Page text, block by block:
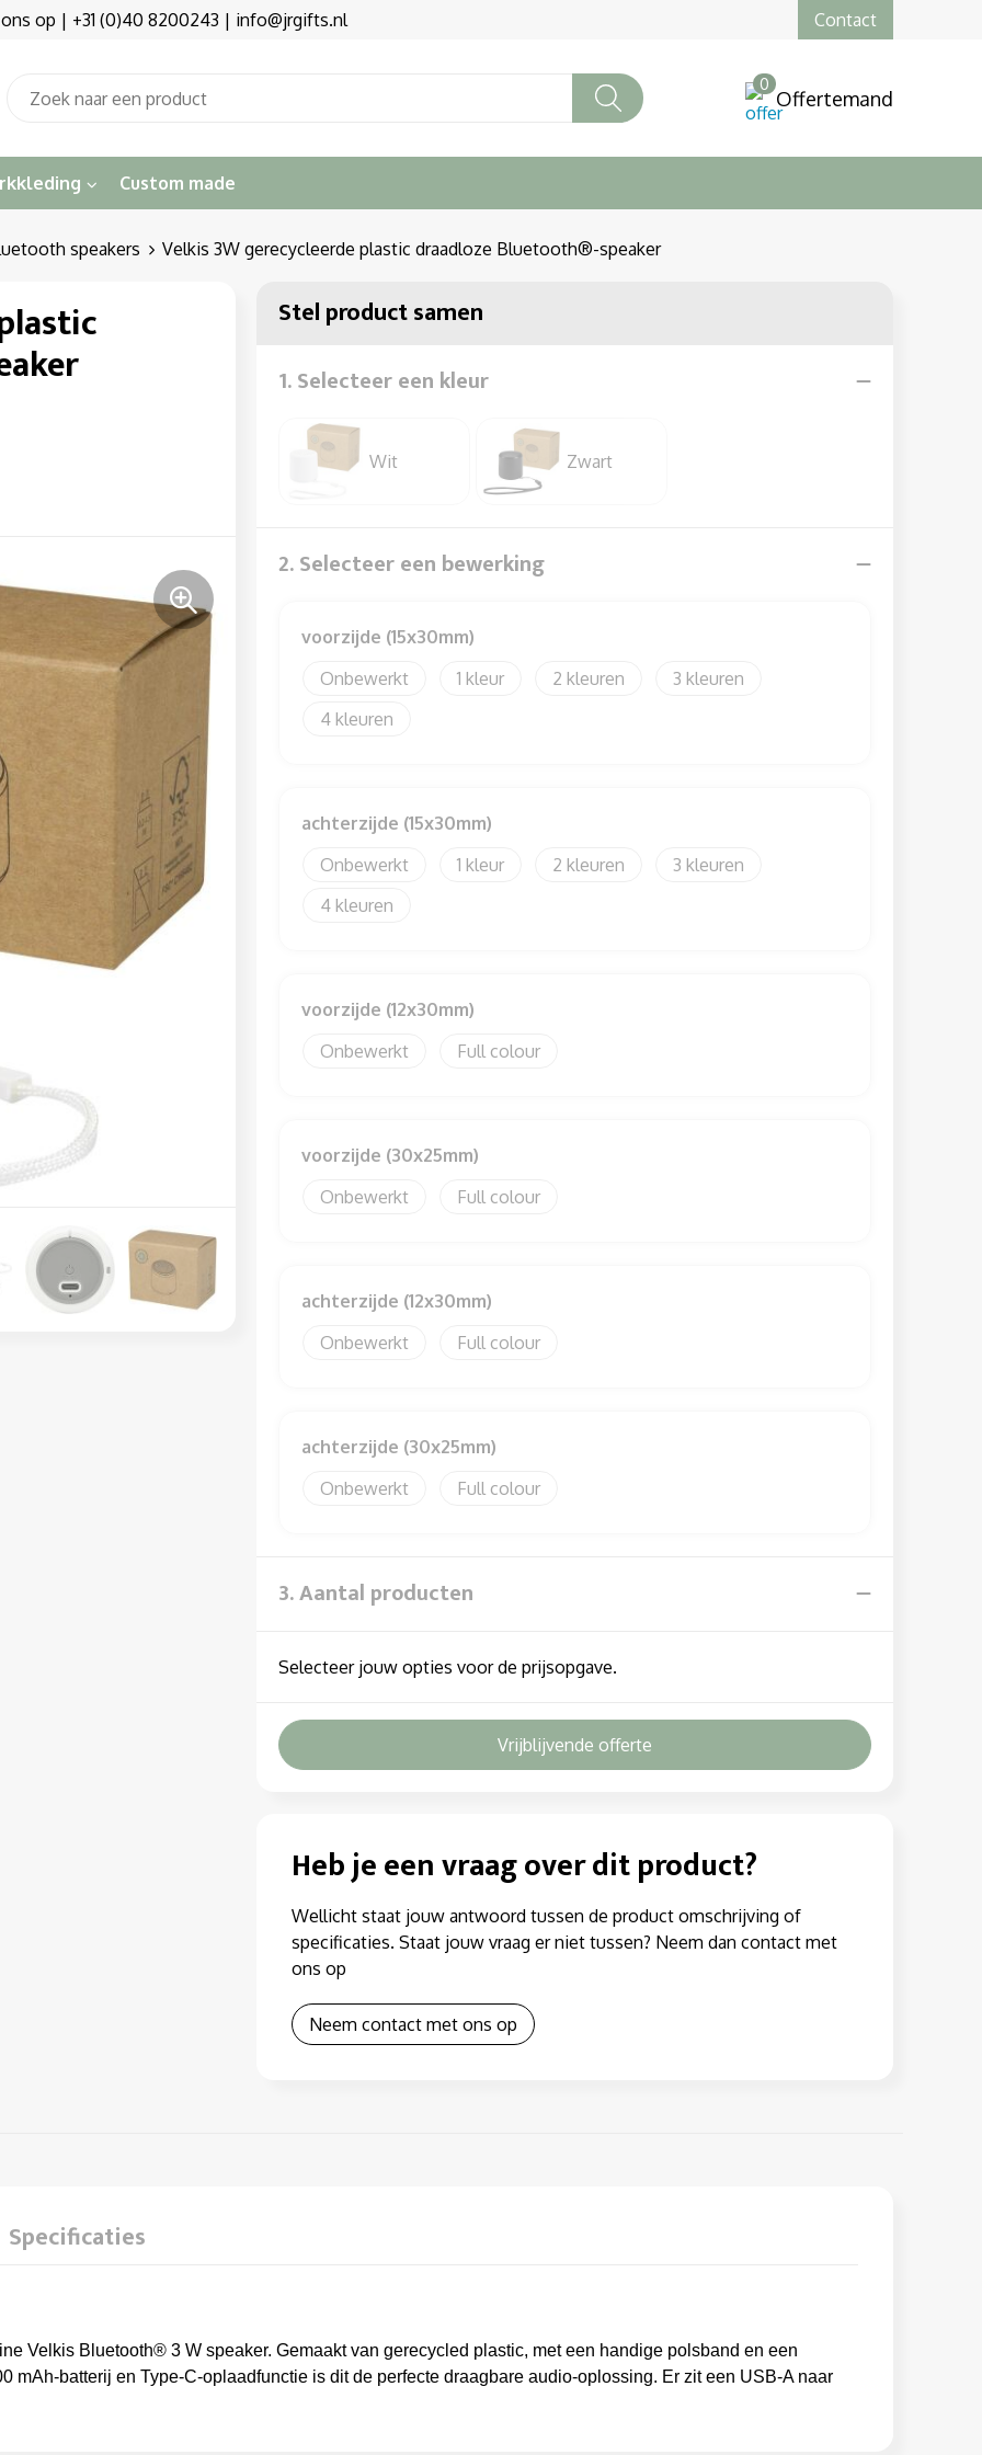
op | +31 (0)40 8200243 | info@jrgifts.nl Contact
0
Offertemand
Custom made
speakers Velkis 3W gerecycleerde plastic draadloze Bluetooth®-speaker
Stel product samen
1. Selecteer een kleur
Wit Zwart
2. Selecteer een bewerking
voorzijde (15x30mm)
Onbewerkt
1 2
3
4
achterzijde (15x30mm)
Onbewerkt
1 2
3
4
voorzijde (12x30mm)
Onbewerkt
Full colour
voorzijde (30x25mm)
Onbewerkt
Full colour
achterzijde (12x30mm)
Onbewerkt
Full colour
achterzijde (30x25mm)
Onbewerkt
Full colour
3. Aantal producten
Selecteer jouw opties voor de prijsopgave.
Vrijblijvende offerte
Heb je een vraag over dit product?
Wellicht staat jouw antwoord tussen de product omschrijving of
specificaties. Staat jouw vraag er niet tussen? Neem dan contact met
ons op
Neem contact met ons op
Specificaties
Velkis Bluetooth® 3 W speaker. Gemaakt van gerecycled plastic, met een handige polsband en een
mAh-batterij en Type-C-oplaadfunctie is dit de perfecte draagbare audio-oplossing. Er zit een USB-A naar